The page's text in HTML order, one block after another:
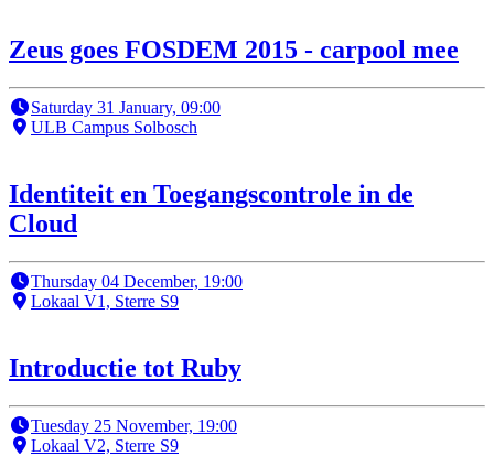
Zeus goes FOSDEM 2015 - carpool mee
Saturday 31 January, 09:00
ULB Campus Solbosch
Identiteit en Toegangscontrole in de
Cloud
Thursday 04 December, 19:00
Lokaal V1, Sterre S9
Introductie tot Ruby
Tuesday 25 November, 19:00
Lokaal V2, Sterre S9